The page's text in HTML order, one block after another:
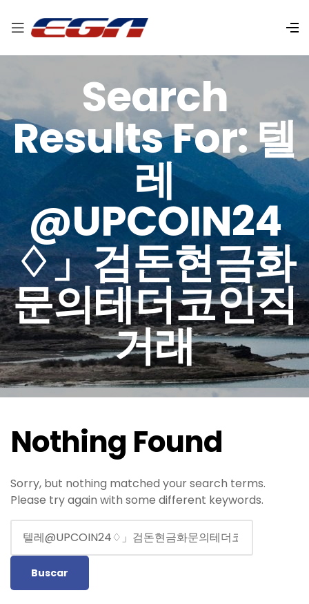
Search
Results For: 텔
레
@UPCOIN24
♢」검돈현금화
문의테더코인직
거래
Nothing Found
Sorry, but nothing matched your search terms.
Please try again with some different keywords.